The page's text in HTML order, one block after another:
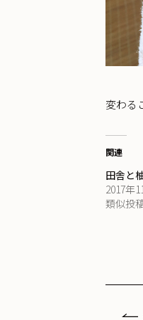
変わる
関連
田舎と
2017年
類似投